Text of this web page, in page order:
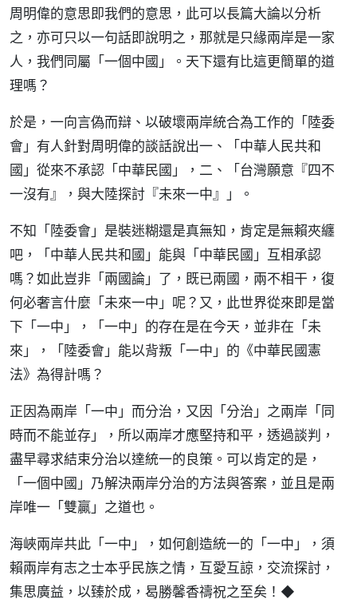
周明偉的意思即我們的意思，此可以長篇大論以分析
之，亦可只以一句話即說明之，那就是只緣兩岸是一家
人，我們同屬「一個中國」。天下還有比這更簡單的道
理嗎？
於是，一向言偽而辯、以破壞兩岸統合為工作的「陸委
會」有人針對周明偉的談話說出一、「中華人民共和
國」從來不承認「中華民國」，二、「台灣願意『四不
一沒有』，與大陸探討『未來一中』」。
不知「陸委會」是裝迷糊還是真無知，肯定是無賴夾纏
吧，「中華人民共和國」能與「中華民國」互相承認
嗎？如此豈非「兩國論」了，既已兩國，兩不相干，復
何必奢言什麼「未來一中」呢？又，此世界從來即是當
下「一中」，「一中」的存在是在今天，並非在「未
來」，「陸委會」能以背叛「一中」的《中華民國憲
法》為得計嗎？
正因為兩岸「一中」而分治，又因「分治」之兩岸「同
時而不能並存」，所以兩岸才應堅持和平，透過談判，
盡早尋求結束分治以達統一的良策。可以肯定的是，
「一個中國」乃解決兩岸分治的方法與答案，並且是兩
岸唯一「雙贏」之道也。
海峽兩岸共此「一中」，如何創造統一的「一中」，須
賴兩岸有志之士本乎民族之情，互愛互諒，交流探討，
集思廣益，以臻於成，曷勝馨香禱祝之至矣！◆